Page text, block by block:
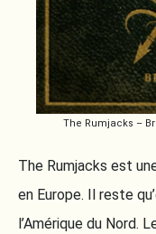
The Rumjacks –
The Rumjacks est
en Europe. Il reste
l’Amérique du Nord.